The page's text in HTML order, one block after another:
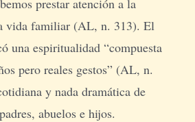
vida familiar (AL, n. 313). El
una espiritualidad “compuesta
pero reales gestos” (AL, n.
y nada dramática de
abuelos e hijos.